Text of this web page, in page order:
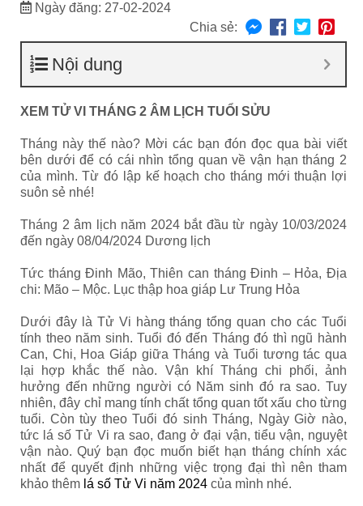
Ngày đăng: 27-02-2024
Chia sẻ:
Nội dung
XEM TỬ VI THÁNG 2 ÂM LỊCH TUỔI SỬU
Tháng này thế nào? Mời các bạn đón đọc qua bài viết
bên dưới để có cái nhìn tổng quan về vận hạn tháng 2
của mình. Từ đó lập kế hoạch cho tháng mới thuận lợi
suôn sẻ nhé!
Tháng 2 âm lịch năm 2024 bắt đầu từ ngày 10/03/2024
đến ngày 08/04/2024 Dương lịch
Tức tháng Đinh Mão, Thiên can tháng Đinh – Hỏa, Địa
chi: Mão – Mộc. Lục thập hoa giáp Lư Trung Hỏa
Dưới đây là Tử Vi hàng tháng tổng quan cho các Tuổi
tính theo năm sinh. Tuổi đó đến Tháng đó thì ngũ hành
Can, Chi, Hoa Giáp giữa Tháng và Tuổi tương tác qua
lại hợp khắc thế nào. Vận khí Tháng chi phối, ảnh
hưởng đến những người có Năm sinh đó ra sao. Tuy
nhiên, đây chỉ mang tính chất tổng quan tốt xấu cho từng
tuổi. Còn tùy theo Tuổi đó sinh Tháng, Ngày Giờ nào,
tức lá số Tử Vi ra sao, đang ở đại vận, tiểu vận, nguyệt
vận nào. Quý bạn đọc muốn biết hạn tháng chính xác
nhất để quyết định những việc trọng đại thì nên tham
khảo thêm lá số Tử Vi năm 2024 của mình nhé.